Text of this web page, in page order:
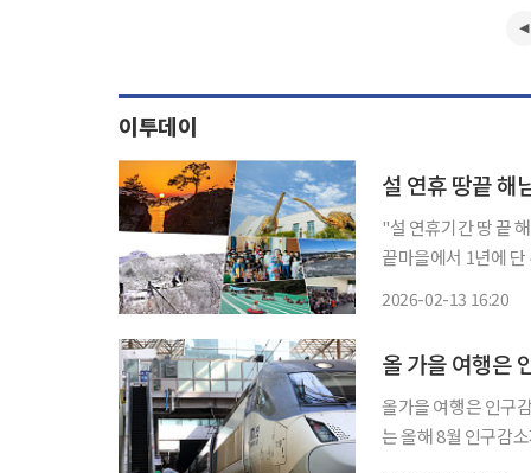
이투데이
설 연휴 땅끝 해
"설 연휴기간 땅 끝 해남 '섬일출' 보러오
끝마을에서 1년에 단 두
2026-02-13 16:20
올 가을 여행은
올가을 여행은 인구감소지
는 올해 8월 인구감